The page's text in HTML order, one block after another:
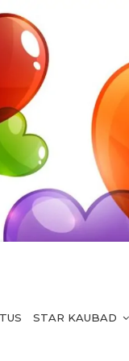
STAR KAUBAD